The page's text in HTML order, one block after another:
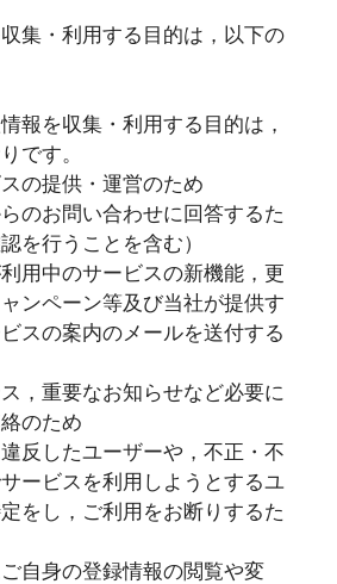
集・利用する目的は，以下の
報を収集・利用する目的は，
です。
の提供・運営のため
のお問い合わせに回答するた
を行うことを含む）
用中のサービスの新機能，更
ンペーン等及び当社が提供す
スの案内のメールを送付する
，重要なお知らせなど必要に
のため
反したユーザーや，不正・不
ービスを利用しようとするユ
をし，ご利用をお断りするた
自身の登録情報の閲覧や変